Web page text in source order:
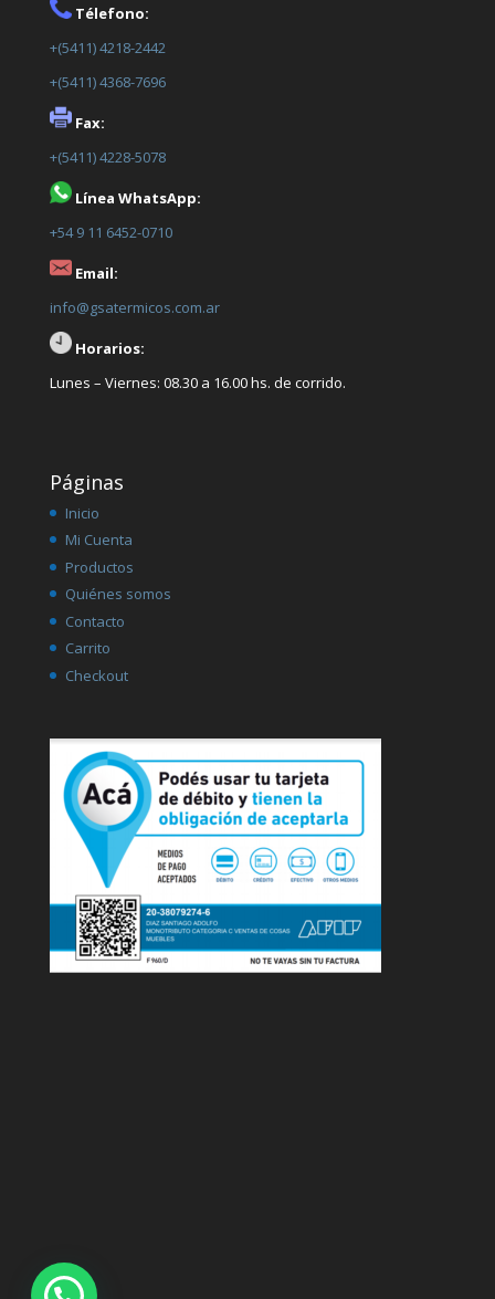
Télefono:
+(5411) 4218-2442
+(5411) 4368-7696
Fax:
+(5411) 4228-5078
Línea WhatsApp:
+54 9 11 6452-0710
Email:
info@gsatermicos.com.ar
Horarios:
Lunes – Viernes: 08.30 a 16.00 hs. de corrido.
Páginas
Inicio
Mi Cuenta
Productos
Quiénes somos
Contacto
Carrito
Checkout